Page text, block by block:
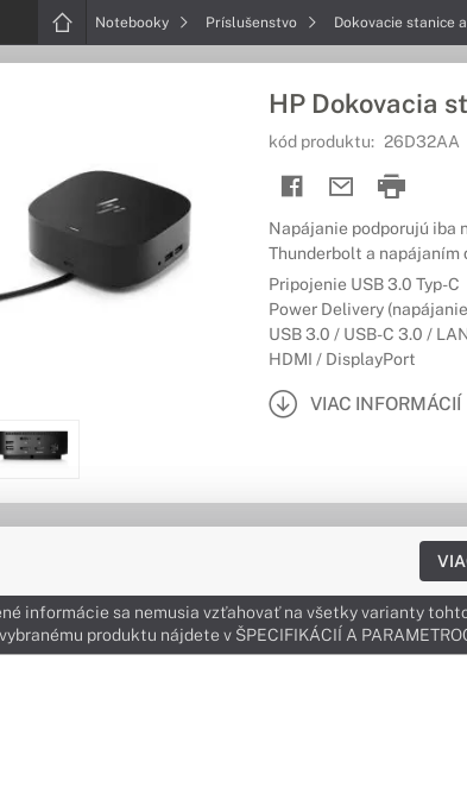
Notebooky Príslušenstvo Dokovacie stanice
HP Dokovacia
kód produktu: 26D32AA
Napájanie podporujú iba
Thunderbolt a napájaním
Pripojenie USB 3.0 Typ-C
Power Delivery
USB 3.0 / USB-C 3.0 /
HDMI / DisplayPort
VIAC INFORMÁCIÍ
informácie sa nemusia vzťahovať na všetky varianty
vybranému produktu nájdete v ŠPECIFIKÁCIÍ A